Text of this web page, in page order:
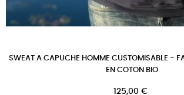
SWEAT A CAPUCHE HOMME CUSTOMISABLE -
EN COTON BIO
Prix
125,00 €